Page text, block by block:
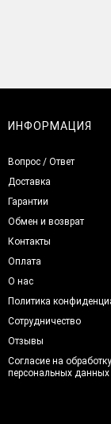
ИНФОРМАЦИЯ
Вопрос / Ответ
Доставка
Гарантии
Обмен и возврат
Контакты
Оплата
О нас
Политика
Сотрудничество
Отзывы
Согласие на обработку
персональных данных